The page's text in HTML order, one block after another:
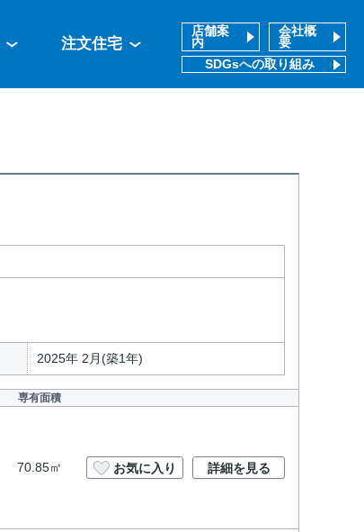
注文住宅
店舗案
内
会社概
要
SDGsへの取り組み
2025年 2月(築1年)
専有面積
70.85㎡ お気に入り 詳細を見る